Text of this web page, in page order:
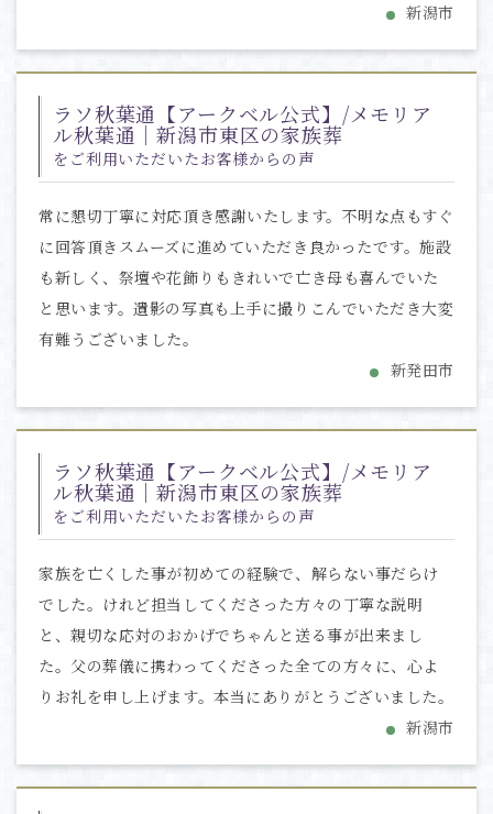
新潟市
ラソ秋葉通【アークベル公式】/メモリア
ル秋葉通｜新潟市東区の家族葬
をご利用いただいたお客様からの声
常に懇切丁寧に対応頂き感謝いたします。不明な点もすぐ
に回答頂きスムーズに進めていただき良かったです。施設
も新しく、祭壇や花飾りもきれいで亡き母も喜んでいた
と思います。遺影の写真も上手に撮りこんでいただき大変
有難うございました。
新発田市
ラソ秋葉通【アークベル公式】/メモリア
ル秋葉通｜新潟市東区の家族葬
をご利用いただいたお客様からの声
家族を亡くした事が初めての経験で、解らない事だらけ
でした。けれど担当してくださった方々の丁寧な説明
と、親切な応対のおかげでちゃんと送る事が出来まし
た。父の葬儀に携わってくださった全ての方々に、心よ
りお礼を申し上げます。本当にありがとうございました。
新潟市